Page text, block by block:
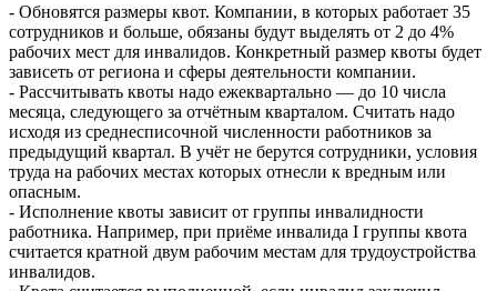
- Обновятся размеры квот. Компании, в которых работает 35
сотрудников и больше, обязаны будут выделять от 2 до 4%
рабочих мест для инвалидов. Конкретный размер квоты будет
зависеть от региона и сферы деятельности компании.
- Рассчитывать квоты надо ежеквартально — до 10 числа
месяца, следующего за отчётным кварталом. Считать надо
исходя из среднесписочной численности работников за
предыдущий квартал. В учёт не берутся сотрудники, условия
труда на рабочих местах которых отнесли к вредным или
опасным.
- Исполнение квоты зависит от группы инвалидности
работника. Например, при приёме инвалида I группы квота
считается кратной двум рабочим местам для трудоустройства
инвалидов.